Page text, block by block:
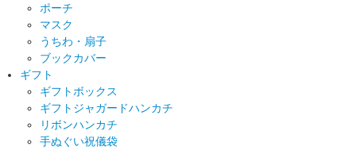
ポーチ
マスク
うちわ・扇子
ブックカバー
ギフト
ギフトボックス
ギフトジャガードハンカチ
リボンハンカチ
手ぬぐい祝儀袋